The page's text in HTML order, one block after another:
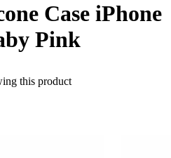
Case iPhone
Pink
this product